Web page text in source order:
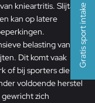
Gratis sport intake
knieartritis. Slijtage
kan op latere
belasting van de
Dit komt vaak
of bij sporters die
voldoende herstel
zich